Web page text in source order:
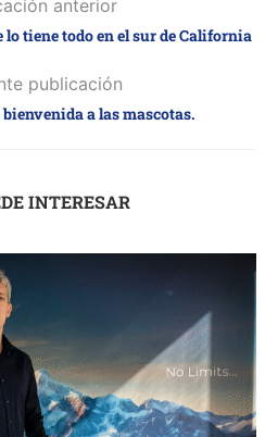
anterior
lo tiene todo en el sur de California
publicación
a las mascotas.
INTERESAR